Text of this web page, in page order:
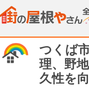
つくば
理、野
久性を